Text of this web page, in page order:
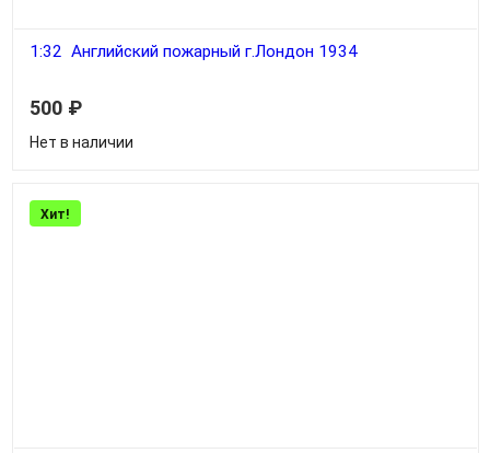
1:32 Английский пожарный г.Лондон 1934
500 ₽
Нет в наличии
Хит!